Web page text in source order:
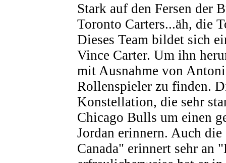
Stark auf den Fersen der
Toronto Carters...äh, die
Dieses Team bildet sich
Vince Carter. Um ihn
mit Ausnahme von
Rollenspieler zu finden.
Konstellation, die sehr
Chicago Bulls um einen
Jordan erinnern. Auch
Canada" erinnert sehr an